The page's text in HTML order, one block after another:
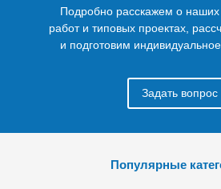
Подробно расскажем о наших
работ и типовых проектах,
и подготовим
Задать вопрос
Популярные